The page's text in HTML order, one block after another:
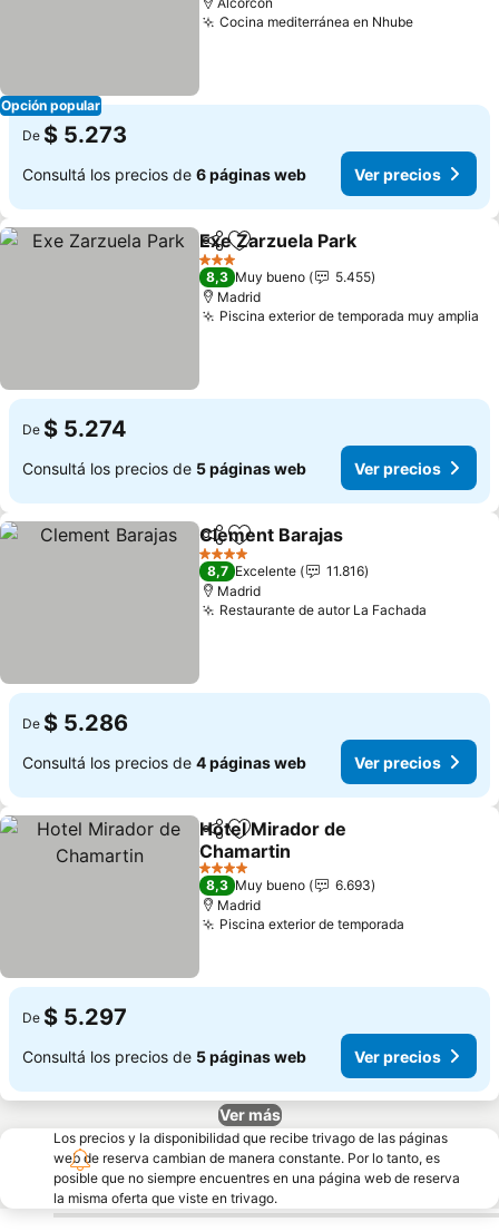
Opción popular
Cocina mediterránea en NhubeVer
De $ 5.273
Consultá los precios de 6 páginas web Ver precios
CompartirAñadir a favoritos
Exe Zarzuela Park
3 Estrellas
8,3 Muy bueno
5.455
Madrid
Piscina exterior de temporada muy amplia
De $ 5.274
Consultá los precios de 5 páginas web Ver precios
CompartirAñadir a favoritos
Clement Barajas
4 Estrellas
8,7 Excelente
11.816
Madrid
Restaurante de autor La Fachada
De $ 5.286
Consultá los precios de 4 páginas web Ver precios
CompartirAñadir a favoritos
Hotel Mirador de
Chamartin
Ver precios
4 Estrellas
8,3 Muy bueno
6.693
Madrid
Piscina exterior de temporada
De $ 5.297
Consultá los precios de 5 páginas web Ver precios
Ver más
Los precios y la disponibilidad que recibe trivago de las páginas
web de reserva cambian de manera constante. Por lo tanto, es
posible que no siempre encuentres en una página web de reserva
la misma oferta que viste en trivago.